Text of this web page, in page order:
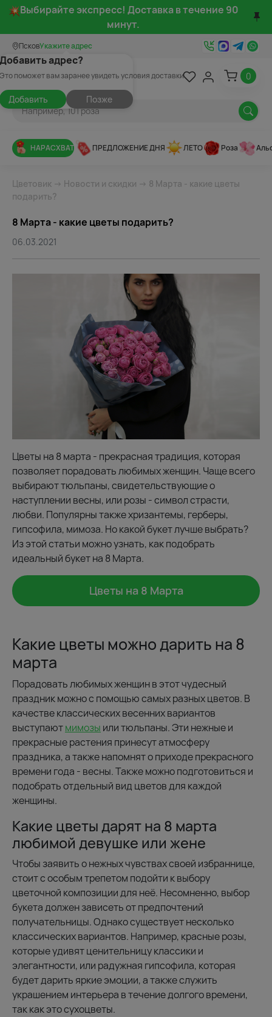
Выбирайте экспресс! Доставка в течение 90
минут.
ПсковУкажите адрес
адрес?
поможет вам заранее увидеть условия доставки
Добавить Позже
0
НАРАСХВАТ ПРЕДЛОЖЕНИЕ ДНЯ ЛЕТО Роза
Цветовик → Новости и скидки → 8 Марта - какие цветы
подарить?
8 Марта - какие цветы подарить?
06.03.2021
Цветы на 8 марта - прекрасная традиция, которая
позволяет порадовать любимых женщин. Чаще всего
выбирают тюльпаны, свидетельствующие о
наступлении весны, или розы - символ страсти,
любви. Популярны также хризантемы, герберы,
гипсофила, мимоза. Но какой букет лучше выбрать?
Из этой статьи можно узнать, как подобрать
идеальный букет на 8 Марта.
Цветы на 8 Марта
Какие цветы можно дарить на 8
марта
Порадовать любимых женщин в этот чудесный
праздник можно с помощью самых разных цветов. В
качестве классических весенних вариантов
выступаютмимозы или тюльпаны. Эти нежные и
прекрасные растения принесут атмосферу
праздника, а также напомнят о приходе прекрасного
времени года - весны. Также можно подготовиться и
подобрать отдельный вид цветов для каждой
женщины.
Какие цветы дарят на 8 марта
любимой девушке или жене
Чтобы заявить о нежных чувствах своей избраннице,
стоит с особым трепетом подойти к выбору
цветочной композиции для неё. Несомненно, выбор
букета должен зависеть от предпочтений
получательницы. Однако существует несколько
классических вариантов. Например, красные розы,
которые удивят ценительницу классики и
элегантности, или радужная гипсофила, которая
будет дарить яркие эмоции, а также служить
украшением интерьера в течение долгого времени,
так как это сухоцветы.